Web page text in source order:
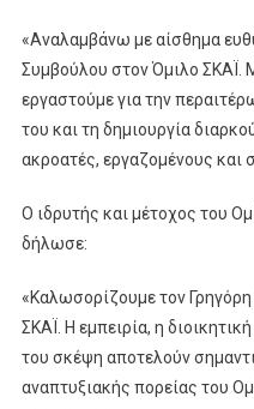
«Αναλαμβάνω με αίσθημα
Συμβούλου στον Όμιλο ΣΚΑΪ.
εργαστούμε για την
του και τη δημιουργία
ακροατές, εργαζομένους και
Ο ιδρυτής και μέτοχος του
δήλωσε:
«Καλωσορίζουμε τον Γρηγόρη
ΣΚΑΪ. Η εμπειρία, η
του σκέψη αποτελούν
αναπτυξιακής πορείας του